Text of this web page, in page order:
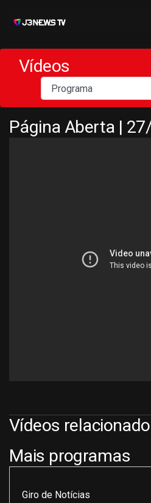
Vídeos
Página Aberta |
Vídeos
Mais programas
Giro de Notícias